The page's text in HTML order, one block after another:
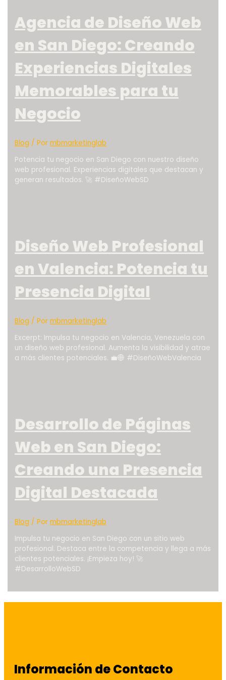
Agencia de Diseño Web
en San Diego: Creando
Experiencias Digitales
Memorables para tu
Negocio
Blog / Pormbmarketinglab
Potencia tu negocio en San Diego con nuestro diseño
web profesional. Experiencias digitales que destacan y
generan resultados. 🚀 #DiseñoWebSD
Diseño Web Profesional
en Valencia: Potencia tu
Presencia Digital
Blog / Pormbmarketinglab
Excerpt: Impulsa tu negocio en Valencia, Venezuela con
un diseño web profesional. Aumenta la visibilidad y atrae
a más clientes potenciales. 💼🌐 #DiseñoWebValencia
Desarrollo de Páginas
Web en San Diego:
Creando una Presencia
Digital Destacada
Blog / Pormbmarketinglab
Impulsa tu negocio en San Diego con un sitio web
profesional. Destaca entre la competencia y llega a más
clientes potenciales. ¡Empieza hoy! 🚀
#DesarrolloWebSD
Información de Contacto